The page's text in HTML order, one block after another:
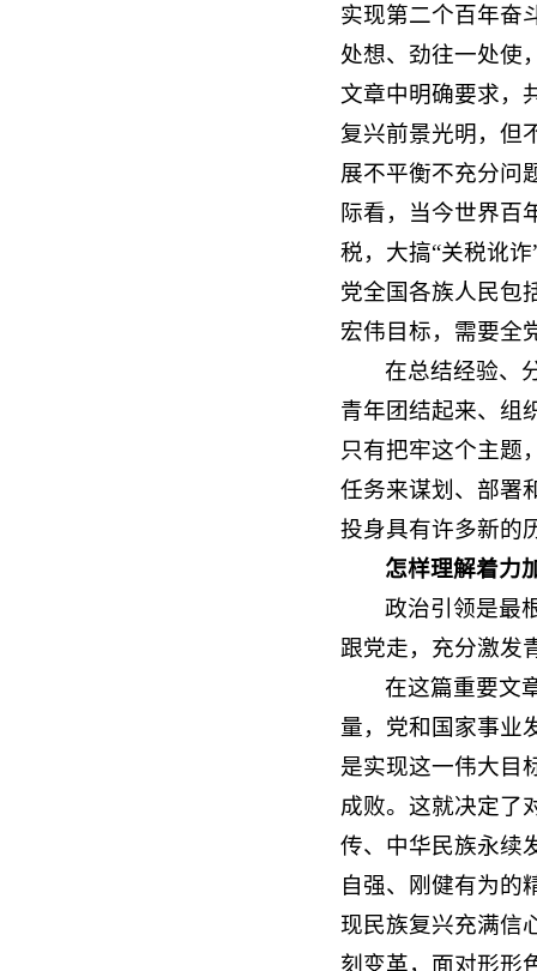
实现第二个百年奋
处想、劲往一处使
文章中明确要求，
复兴前景光明，但
展不平衡不充分问
际看，当今世界百
税，大搞“关税讹
党全国各族人民包
宏伟目标，需要全
在总结经验、
青年团结起来、组
只有把牢这个主题
任务来谋划、部署
投身具有许多新的
怎样理解着力
政治引领是最
跟党走，充分激发
在这篇重要文
量，党和国家事业
是实现这一伟大目
成败。这就决定了
传、中华民族永续
自强、刚健有为的
现民族复兴充满信
刻变革，面对形形